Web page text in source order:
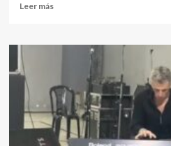
Leer más